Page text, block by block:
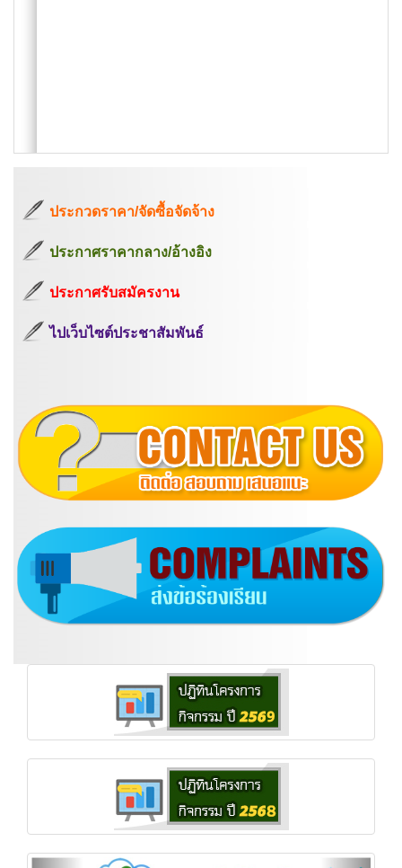
ประกวดราคา/จัดซื้อจัดจ้าง
ประกาศราคากลาง/อ้างอิง
ประกาศรับสมัครงาน
ไปเว็บไซต์ประชาสัมพันธ์